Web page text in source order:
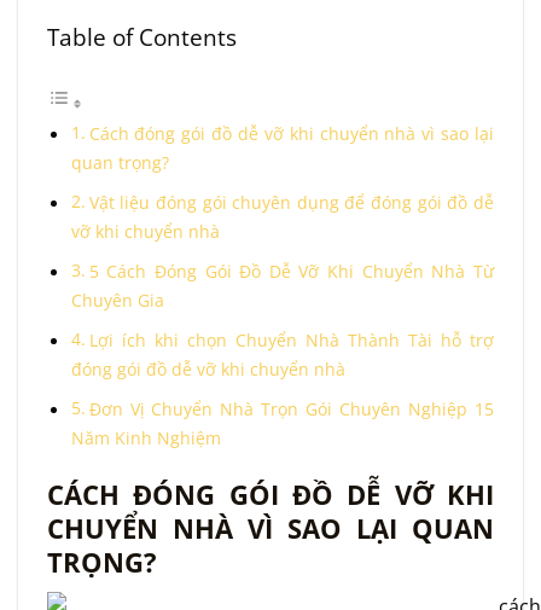
Table of Contents
Cách đóng gói đồ dễ vỡ khi chuyển nhà vì sao lại
quan trọng?
Vật liệu đóng gói chuyên dụng để đóng gói đồ dễ
vỡ khi chuyển nhà
5 Cách Đóng Gói Đồ Dễ Vỡ Khi Chuyển Nhà Từ
Chuyên Gia
Lợi ích khi chọn Chuyển Nhà Thành Tài hỗ trợ
đóng gói đồ dễ vỡ khi chuyển nhà
Đơn Vị Chuyển Nhà Trọn Gói Chuyên Nghiệp 15
Năm Kinh Nghiệm
CÁCH ĐÓNG GÓI ĐỒ DỄ VỠ KHI
CHUYỂN NHÀ VÌ SAO LẠI QUAN
TRỌNG?